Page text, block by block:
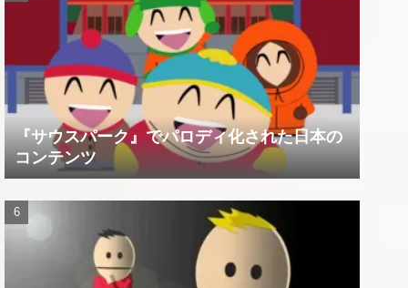
『サウスパーク』でパロディ化された日本の
コンテンツ